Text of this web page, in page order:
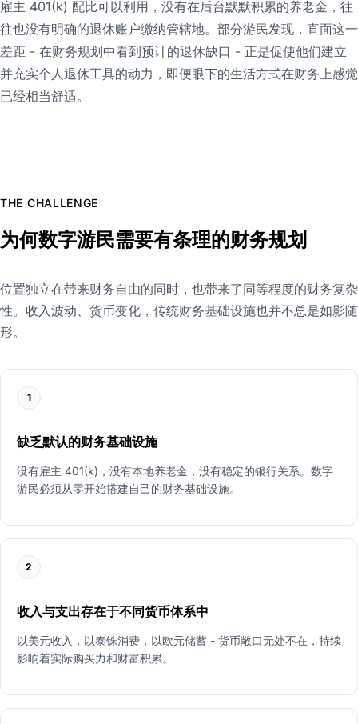
雇主 401(k) 配比可以利用，没有在后台默默积累的养老金，往
往也没有明确的退休账户缴纳管辖地。部分游民发现，直面这一
差距 - 在财务规划中看到预计的退休缺口 - 正是促使他们建立
并充实个人退休工具的动力，即便眼下的生活方式在财务上感觉
已经相当舒适。
THE CHALLENGE
为何数字游民需要有条理的财务规划
位置独立在带来财务自由的同时，也带来了同等程度的财务复杂
性。收入波动、货币变化，传统财务基础设施也并不总是如影随
形。
1
缺乏默认的财务基础设施
没有雇主 401(k)，没有本地养老金，没有稳定的银行关系。数字
游民必须从零开始搭建自己的财务基础设施。
2
收入与支出存在于不同货币体系中
以美元收入，以泰铢消费，以欧元储蓄 - 货币敞口无处不在，持续
影响着实际购买力和财富积累。